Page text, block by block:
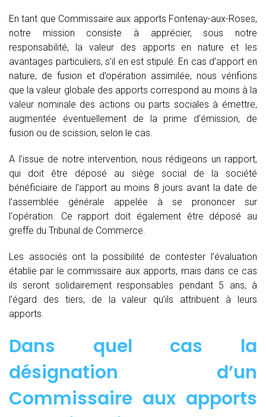
En tant que Commissaire aux apports Fontenay-aux-Roses,
notre mission consiste à apprécier, sous notre
responsabilité, la valeur des apports en nature et les
avantages particuliers, s’il en est stipulé. En cas d’apport en
nature, de fusion et d’opération assimilée, nous vérifions
que la valeur globale des apports correspond au moins à la
valeur nominale des actions ou parts sociales à émettre,
augmentée éventuellement de la prime d’émission, de
fusion ou de scission, selon le cas.
A l’issue de notre intervention, nous rédigeons un rapport,
qui doit être déposé au siège social de la société
bénéficiaire de l’apport au moins 8 jours avant la date de
l’assemblée générale appelée à se prononcer sur
l‘opération. Ce rapport doit également être déposé au
greffe du Tribunal de Commerce.
Les associés ont la possibilité de contester l’évaluation
établie par le commissaire aux apports, mais dans ce cas
ils seront solidairement responsables pendant 5 ans, à
l’égard des tiers, de la valeur qu’ils attribuent à leurs
apports.
Dans quel cas la
désignation d’un
Commissaire aux apports